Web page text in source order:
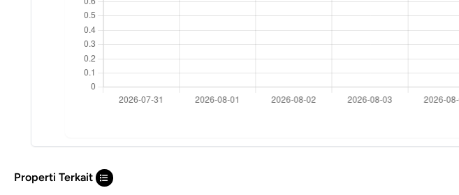
Properti Terkait